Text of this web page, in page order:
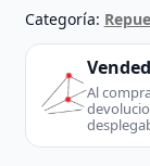
Placa
fuente
alimentación
Brother
mpw6630
Categoría:
Al